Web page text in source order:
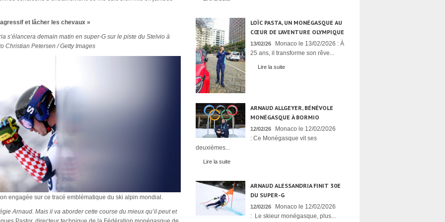
et lâcher les chevaux »
s’élancera demain matin en super-G sur le piste du Stelvio à
Christian Petersen / Getty Images
engagée sur ce tracé emblématique du ski alpin mondial.
Arnaud. Mais il va aborder cette course du mieux qu’il peut et
LOÏC PASTA, UN MONÉGASQUE AU
CŒUR DE L’AVENTURE OLYMPIQUE
13/02/26
Monaco le 13/02/2026 : À
25 ans, il transforme son rêve...
Lire la suite
ARNAUD ALLGEYER, BÉNÉVOLE
MONÉGASQUE À BORMIO
12/02/26
Monaco le 12/02/2026
: Ce Monégasque vit ses
deuxièmes...
Lire la suite
ARNAUD ALESSANDRIA FINIT 30E
DU SUPER-G
12/02/26
Monaco le 12/02/2026
: Le skieur monégasque, plus...